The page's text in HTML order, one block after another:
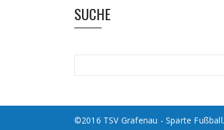
SUCHE
©2016 TSV Grafenau - Sparte